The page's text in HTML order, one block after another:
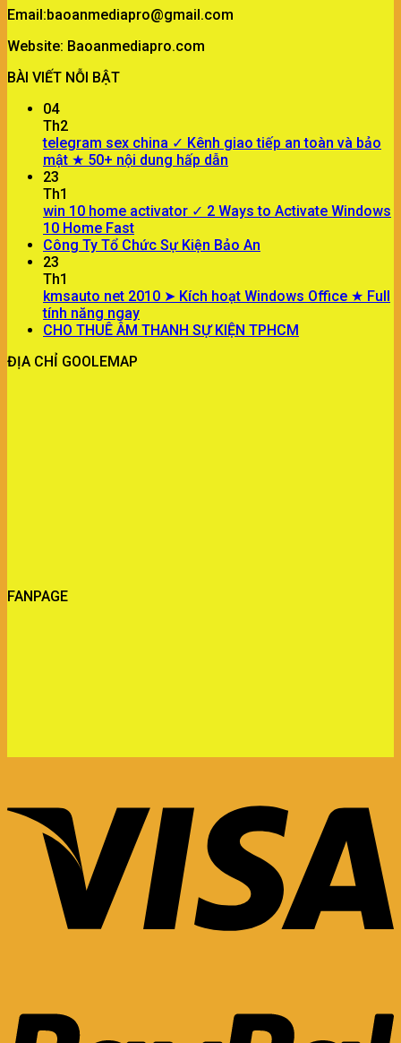
Email:baoanmediapro@gmail.com
Website: Baoanmediapro.com
BÀI VIẾT NỖI BẬT
04
Th2
telegram sex china ✓ Kênh giao tiếp an toàn và bảo
mật ★ 50+ nội dung hấp dẫn
23
Th1
win 10 home activator ✓ 2 Ways to Activate Windows
10 Home Fast
Công Ty Tổ Chức Sự Kiện Bảo An
23
Th1
kmsauto net 2010 ➤ Kích hoạt Windows Office ★ Full
tính năng ngay
CHO THUÊ ÂM THANH SỰ KIỆN TPHCM
ĐỊA CHỈ GOOLEMAP
FANPAGE